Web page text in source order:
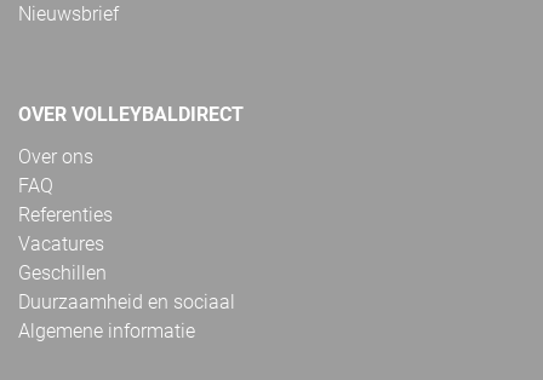
Nieuwsbrief
OVER VOLLEYBALDIRECT
Over ons
FAQ
Referenties
Vacatures
Geschillen
Duurzaamheid en sociaal
Algemene informatie